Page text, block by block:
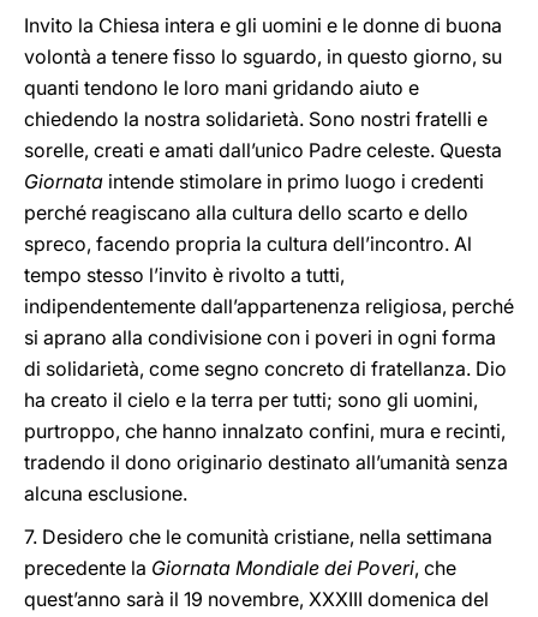
Invito la Chiesa intera e gli uomini e le donne di buona
volontà a tenere fisso lo sguardo, in questo giorno, su
quanti tendono le loro mani gridando aiuto e
chiedendo la nostra solidarietà. Sono nostri fratelli e
sorelle, creati e amati dall’unico Padre celeste. Questa
Giornata intende stimolare in primo luogo i credenti
perché reagiscano alla cultura dello scarto e dello
spreco, facendo propria la cultura dell’incontro. Al
tempo stesso l’invito è rivolto a tutti,
indipendentemente dall’appartenenza religiosa, perché
si aprano alla condivisione con i poveri in ogni forma
di solidarietà, come segno concreto di fratellanza. Dio
ha creato il cielo e la terra per tutti; sono gli uomini,
purtroppo, che hanno innalzato confini, mura e recinti,
tradendo il dono originario destinato all’umanità senza
alcuna esclusione.
7. Desidero che le comunità cristiane, nella settimana
precedente la Giornata Mondiale dei Poveri, che
quest’anno sarà il 19 novembre, XXXIII domenica del